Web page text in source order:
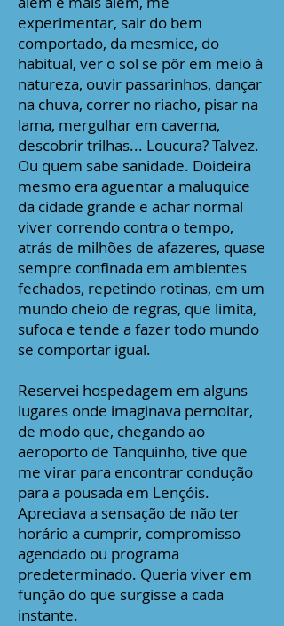
experimentar, sair do bem
comportado, da mesmice, do
habitual, ver o sol se pôr em meio à
natureza, ouvir passarinhos, dançar
na chuva, correr no riacho, pisar na
lama, mergulhar em caverna,
descobrir trilhas... Loucura? Talvez.
Ou quem sabe sanidade. Doideira
mesmo era aguentar a maluquice
da cidade grande e achar normal
viver correndo contra o tempo,
atrás de milhões de afazeres, quase
sempre confinada em ambientes
fechados, repetindo rotinas, em um
mundo cheio de regras, que limita,
sufoca e tende a fazer todo mundo
se comportar igual.
Reservei hospedagem em alguns
lugares onde imaginava pernoitar,
de modo que, chegando ao
aeroporto de Tanquinho, tive que
me virar para encontrar condução
para a pousada em Lençóis.
Apreciava a sensação de não ter
horário a cumprir, compromisso
agendado ou programa
predeterminado. Queria viver em
função do que surgisse a cada
instante.